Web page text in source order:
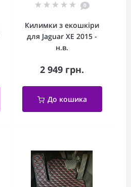
0
Килимки з екошкіри
для Jaguar XE 2015 -
н.в.
2 949 грн.
До кошика